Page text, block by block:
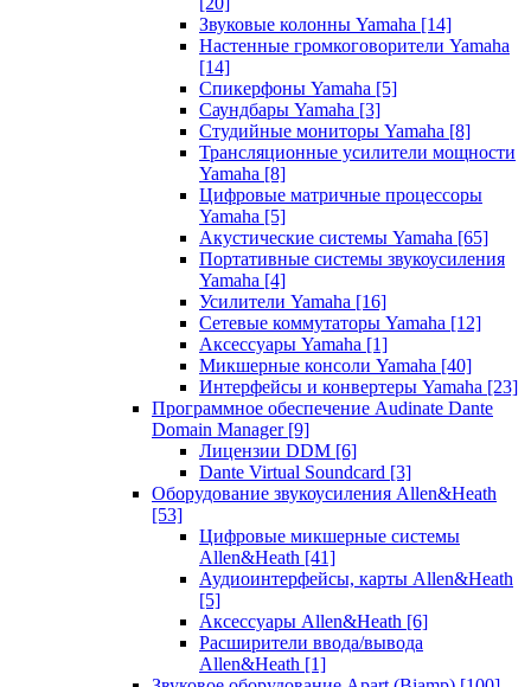
Звуковые колонны Yamaha [14]
Настенные громкоговорители Yamaha
[14]
Спикерфоны Yamaha [5]
Саундбары Yamaha [3]
Студийные мониторы Yamaha [8]
Трансляционные усилители мощности
Yamaha [8]
Цифровые матричные процессоры
Yamaha [5]
Акустические системы Yamaha [65]
Портативные системы звукоусиления
Yamaha [4]
Усилители Yamaha [16]
Сетевые коммутаторы Yamaha [12]
Аксессуары Yamaha [1]
Микшерные консоли Yamaha [40]
Интерфейсы и конвертеры Yamaha [23]
Программное обеспечение Audinate Dante
Domain Manager [9]
Лицензии DDM [6]
Dante Virtual Soundcard [3]
Оборудование звукоусиления Allen&Heath
[53]
Цифровые микшерные системы
Allen&Heath [41]
Аудиоинтерфейсы, карты Allen&Heath
[5]
Аксессуары Allen&Heath [6]
Расширители ввода/вывода
Allen&Heath [1]